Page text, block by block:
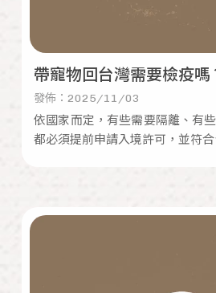
帶寵物回台灣需要檢疫嗎
發佈：2025/11/03
依國家而定，有些需要隔離、有
都必須提前申請入境許可，並符